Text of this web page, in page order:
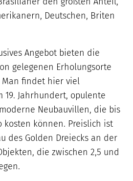
Deutschen, Briten
Angebot bieten die
gelegenen Erholungsorte
Man findet hier viel
19. Jahrhundert, opulente
Neubauvillen, die bis
kosten können. Preislich ist
des Golden Dreiecks an der
die zwischen 2,5 und